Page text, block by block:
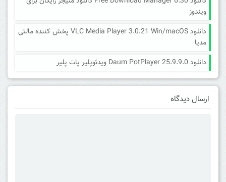
ویندوز
دانلود VLC Media Player 3.0.21 Win/macOS پخش کننده مالتی
مدیا
دانلود Daum PotPlayer 25.9.9.0 ویدئوپلیر پات پلیر
ارسال دیدگاه